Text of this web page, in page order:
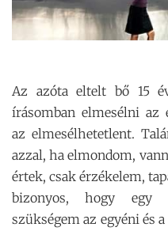
Az azóta eltelt bő 15
írásomban elmesélni az
az elmesélhetetlent.
azzal, ha elmondom,
értek, csak érzékelem,
bizonyos, hogy egy
szükségem az egyéni és